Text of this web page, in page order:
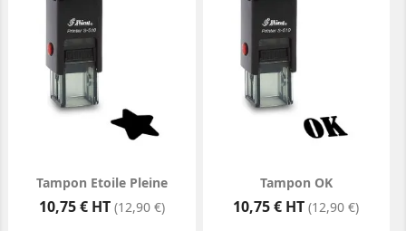
Tampon Etoile Pleine
Prix
10,75 € HT (12,90 €)
Tampon OK
Prix
10,75 € HT (12,90 €)